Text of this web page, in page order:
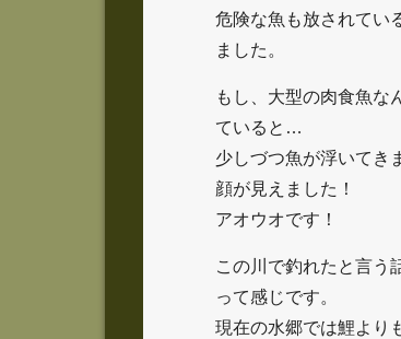
危険な魚も放されてい
ました。
もし、大型の肉食魚
ていると…
少しづつ魚が浮いてき
顔が見えました！
アオウオです！
この川で釣れたと言う
って感じです。
現在の水郷では鯉より